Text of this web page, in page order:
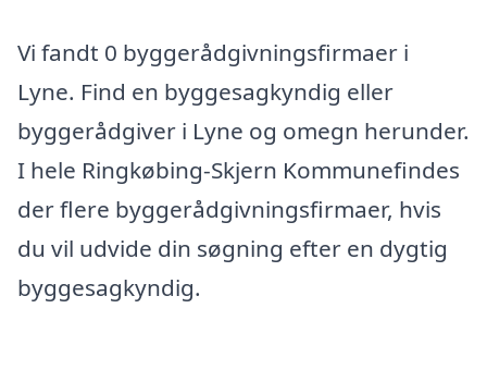
Vi fandt 0 byggerådgivningsfirmaer i
Lyne. Find en byggesagkyndig eller
byggerådgiver i Lyne og omegn herunder.
I hele Ringkøbing-Skjern Kommunefindes
der flere byggerådgivningsfirmaer, hvis
du vil udvide din søgning efter en dygtig
byggesagkyndig.